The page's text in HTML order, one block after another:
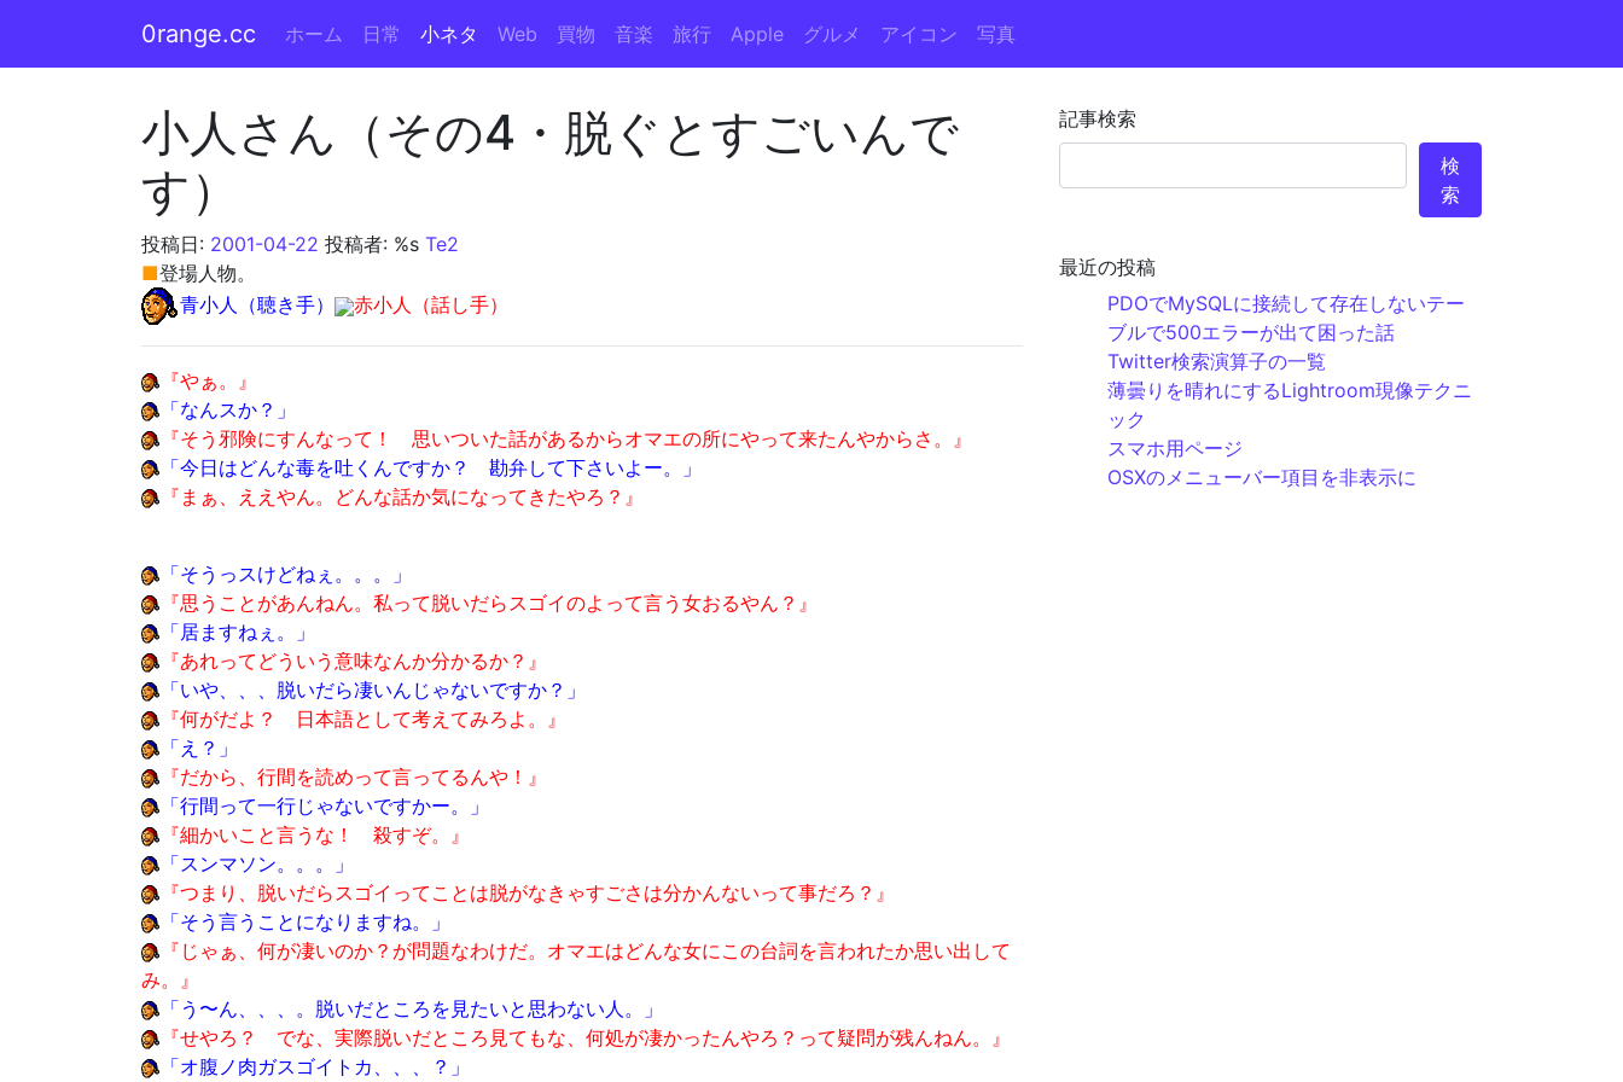
メインナビゲーション
0range.cc ホーム 日常 小ネタ Web 買物 音楽 旅行 Apple グルメ アイコン 写真
小人さん（その4・脱ぐとすごいんで
す）
投稿日: 2001-04-22 投稿者: %s Te2
■登場人物。
青小人（聴き手）
赤小人（話し手）
『やぁ。』
「なんスか？」
『そう邪険にすんなって！ 思いついた話があるからオマエの所にやって来たんやからさ。』
「今日はどんな毒を吐くんですか？ 勘弁して下さいよー。」
『まぁ、ええやん。どんな話か気になってきたやろ？』
「そうっスけどねぇ。。。」
『思うことがあんねん。私って脱いだらスゴイのよって言う女おるやん？』
「居ますねぇ。」
『あれってどういう意味なんか分かるか？』
「いや、、、脱いだら凄いんじゃないですか？」
『何がだよ？ 日本語として考えてみろよ。』
「え？」
『だから、行間を読めって言ってるんや！』
「行間って一行じゃないですかー。」
『細かいこと言うな！ 殺すぞ。』
「スンマソン。。。」
『つまり、脱いだらスゴイってことは脱がなきゃすごさは分かんないって事だろ？』
「そう言うことになりますね。」
『じゃぁ、何が凄いのか？が問題なわけだ。オマエはどんな女にこの台詞を言われたか思い出して
み。』
「う〜ん、、、。脱いだところを見たいと思わない人。」
『せやろ？ でな、実際脱いだところ見てもな、何処が凄かったんやろ？って疑問が残んねん。』
「オ腹ノ肉ガスゴイトカ、、、？」
記事検索
検
索
最近の投稿
PDOでMySQLに接続して存在しないテー
ブルで500エラーが出て困った話
Twitter検索演算子の一覧
薄曇りを晴れにするLightroom現像テクニ
ック
スマホ用ページ
OSXのメニューバー項目を非表示に